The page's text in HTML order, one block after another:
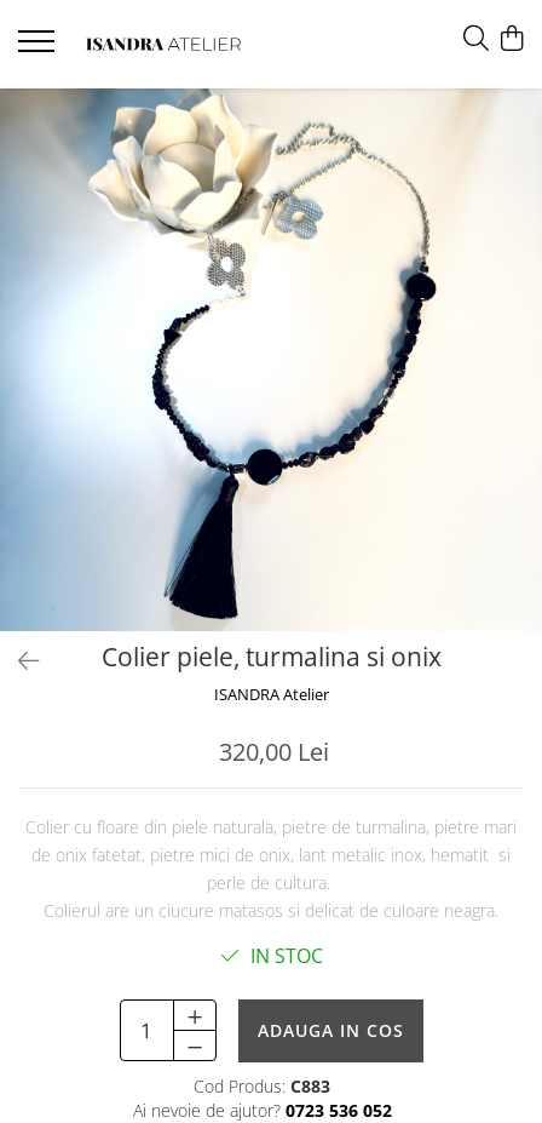
Colier piele, turmalina si onix
ISANDRA Atelier
320,00 Lei
Colier cu floare din piele naturala, pietre de turmalina, pietre mari
de onix fatetat, pietre mici de onix, lant metalic inox, hematit si
perle de cultura.
Colierul are un ciucure matasos si delicat de culoare neagra.
IN STOC
ADAUGA IN COS
Cod Produs: C883
Ai nevoie de ajutor? 0723 536 052